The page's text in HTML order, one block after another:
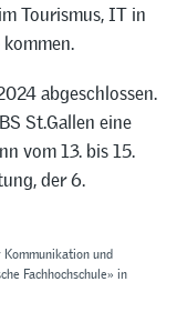
Tourismus, IT in
abgeschlossen.
St.Gallen eine
vom 13. bis 15.
der 6.
und
Fachhochschule» in